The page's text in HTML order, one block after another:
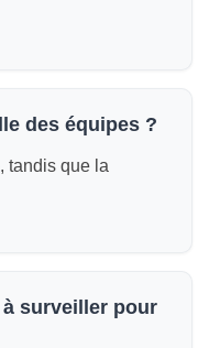
des équipes ?
tandis que la
surveiller pour